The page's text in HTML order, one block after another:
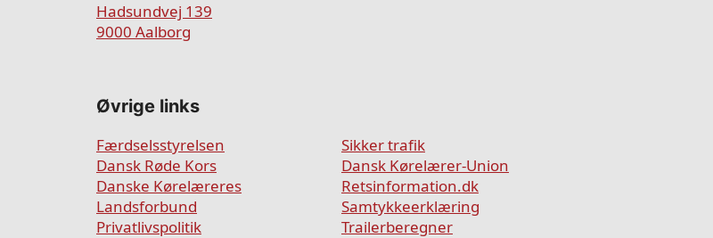
Hadsundvej 139
9000 Aalborg
Øvrige links
Færdselsstyrelsen
Dansk Røde Kors
Danske Kørelæreres
Landsforbund
Privatlivspolitik
Sikker trafik
Dansk Kørelærer-Union
Retsinformation.dk
Samtykkeerklæring
Trailerberegner